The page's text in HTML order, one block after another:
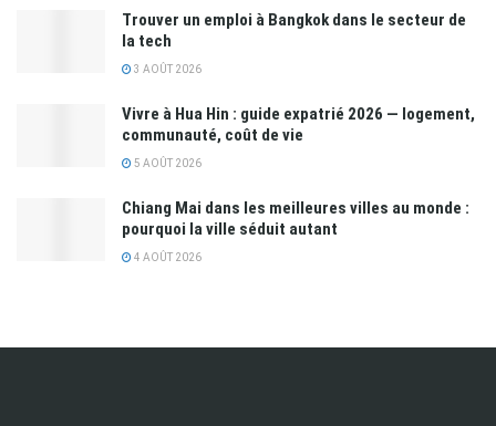
Trouver un emploi à Bangkok dans le secteur de
la tech
3 AOÛT 2026
Vivre à Hua Hin : guide expatrié 2026 — logement,
communauté, coût de vie
5 AOÛT 2026
Chiang Mai dans les meilleures villes au monde :
pourquoi la ville séduit autant
4 AOÛT 2026